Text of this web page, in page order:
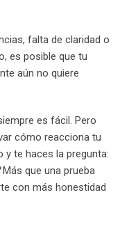
falta de claridad o
es posible que tu
aún no quiere
es fácil. Pero
cómo reacciona tu
te haces la pregunta:
Más que una prueba
con más honestidad